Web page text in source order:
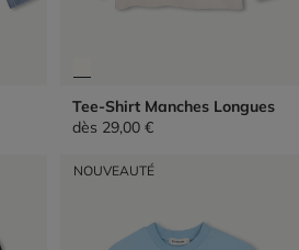
Tee-Shirt Manches Longues
dès 29,00 €
NOUVEAUTÉ